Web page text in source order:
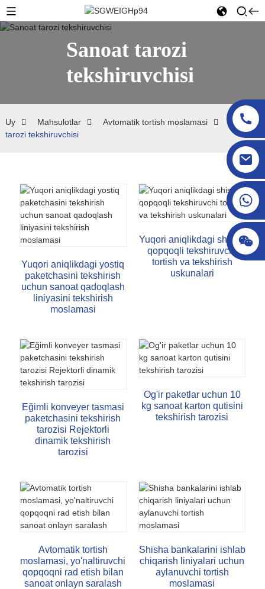
Sanoat tarozi
tekshiruvchisi
Uy Mahsulotlar Avtomatik tortish moslamasi
Sanoat
tarozi tekshiruvchisi
Yuqori aniqlikdagi yostiq
paketchasini tekshirish
uchun sanoat qadoqlash
liniyasini tekshirish
moslamasi
Yuqori aniqlikdagi shisha
qopqoqli tekshiruvchi
tortish va tekshirish
uskunalari
Eğimli konveyer tasmasi
paketchasini tekshirish
tarozisi Rejektorli
dinamik tekshirish
tarozisi
Og'ir paketlar uchun 10
kg sanoat karton qutisini
tekshirish tarozisi
Avtomatik tortish
moslamasi, yo'naltiruvchi
qopqoqni rad etish bilan
sanoat onlayn saralash
Shisha bankalarini ishlab
chiqarish liniyalari uchun
aylanuvchi tortish
moslamasi